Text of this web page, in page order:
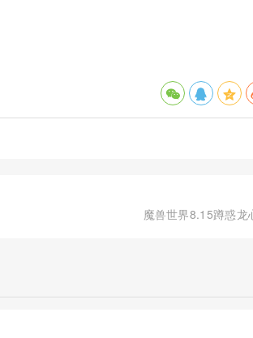
魔兽世界8.15蹲惑龙